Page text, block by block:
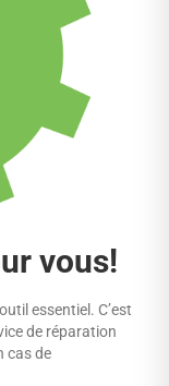
vous!
essentiel. C’est
de réparation
cas de